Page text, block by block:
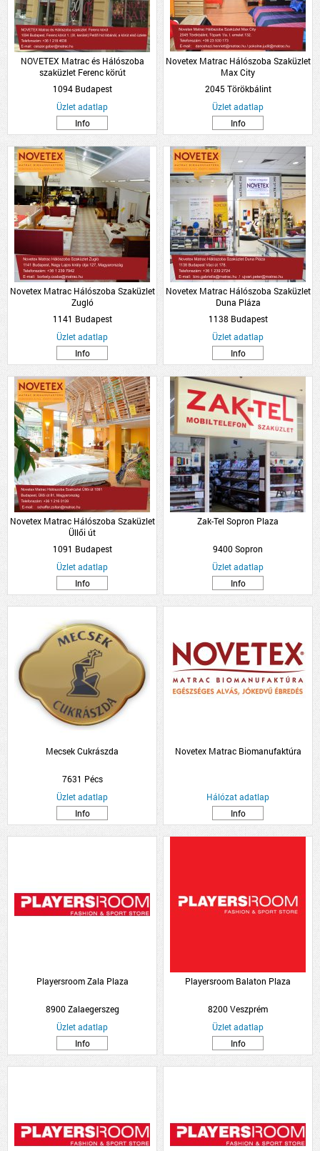
NOVETEX Matrac és Hálószoba
szaküzlet Ferenc körút
1094 Budapest
Üzlet adatlap
Info
Novetex Matrac Hálószoba Szaküzlet
Max City
2045 Törökbálint
Üzlet adatlap
Info
Novetex Matrac Hálószoba Szaküzlet
Zugló
1141 Budapest
Üzlet adatlap
Info
Novetex Matrac Hálószoba Szaküzlet
Duna Pláza
1138 Budapest
Üzlet adatlap
Info
Novetex Matrac Hálószoba Szaküzlet
Üllői út
1091 Budapest
Üzlet adatlap
Info
Zak-Tel Sopron Plaza
9400 Sopron
Üzlet adatlap
Info
Mecsek Cukrászda
7631 Pécs
Üzlet adatlap
Info
Novetex Matrac Biomanufaktúra
Hálózat adatlap
Info
Playersroom Zala Plaza
8900 Zalaegerszeg
Üzlet adatlap
Info
Playersroom Balaton Plaza
8200 Veszprém
Üzlet adatlap
Info